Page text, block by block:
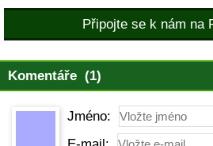
Připojte se k nám na
Komentáře (1)
Jméno: